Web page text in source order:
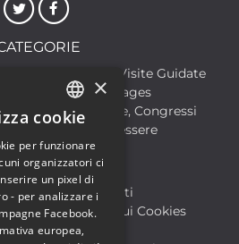
Escursioni & Visite Guidate
Food & Beverages
Meeting, Fiere, Congressi
Salute & Benessere
Archivio Eventi
Informativa sui Cookies
Help
ITALIAN
ENGLISH
×
cookie
per funzionare
organizzatori ci
un pixel di
- per analizzare i
Facebook.
europea,